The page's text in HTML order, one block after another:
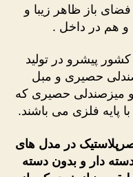
باز ظاهر زیبا و
و هم در داخل .
کشور پیشرو در تولید
حصیری و مبل
میزصندلی حصیری که
پایه فلزی می باشند.
در مدل های
دار و بدون دسته